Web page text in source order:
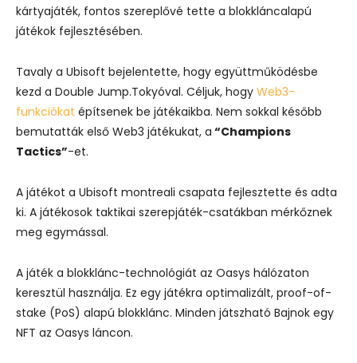
kártyajáték, fontos szereplővé tette a blokkláncalapú
játékok fejlesztésében.
Tavaly a Ubisoft bejelentette, hogy együttműködésbe
kezd a Double Jump.Tokyóval. Céljuk, hogy Web3-
funkciókat építsenek be játékaikba. Nem sokkal később
bemutatták első Web3 játékukat, a “Champions
Tactics”-et.
A játékot a Ubisoft montreali csapata fejlesztette és adta
ki. A játékosok taktikai szerepjáték-csatákban mérkőznek
meg egymással.
A játék a blokklánc-technológiát az Oasys hálózaton
keresztül használja. Ez egy játékra optimalizált, proof-of-
stake (PoS) alapú blokklánc. Minden játszható Bajnok egy
NFT az Oasys láncon.